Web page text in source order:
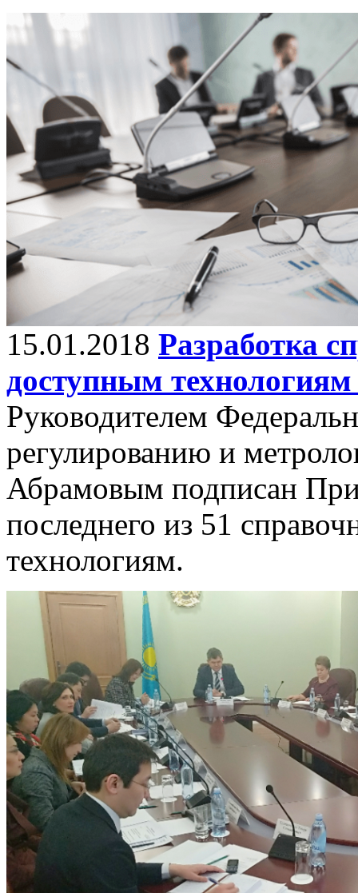
15.01.2018 Разработка
доступным
Руководителем
регулированию и
Абрамовым подписан
последнего из 51
технологиям.